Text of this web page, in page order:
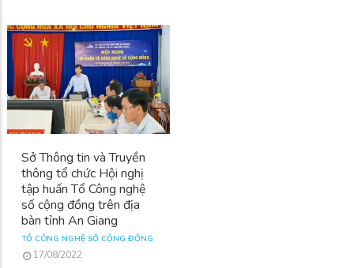
Sở Thông tin và Truyền
thông tổ chức Hội nghị
tập huấn Tổ Công nghệ
số cộng đồng trên địa
bàn tỉnh An Giang
TỔ CÔNG NGHỆ SỐ CỘNG ĐỒNG
17/08/2022